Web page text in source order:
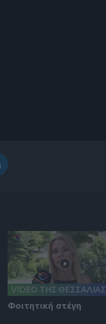
VIDEO ΤΗΣ ΘΕΣΣΑΛΙΑΣ
Φοιτητική στέγη